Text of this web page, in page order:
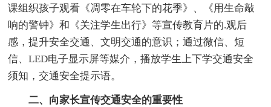
课组织孩子观看《凋零在车轮下的花季》、《用生命敲
响的警钟》和《关注学生出行》等宣传教育片的.观后
感，提升安全交通、文明交通的意识；通过微信、短
信、LED电子显示屏等媒介，播放学生上下学交通安全
须知，交通安全提示语。
二、向家长宣传交通安全的重要性